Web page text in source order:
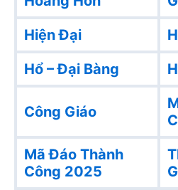
Hiện Đại
Hổ – Đại Bàng
Công Giáo
Mã Đáo Thành
Công 2025